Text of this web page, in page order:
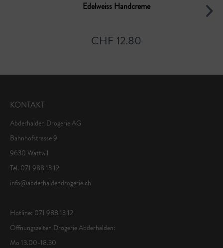
Edelweiss Handcreme
CHF 12.80
KONTAKT
Abderhalden Drogerie AG
Bahnhofstrasse 9
9630 Wattwil
Tel. 071 988 13 12
info@abderhaldendrogerie.ch
Hotline: 071 988 13 12
Öffnungszeiten Drogerie Abderhalden:
Mo 13.00-18.30